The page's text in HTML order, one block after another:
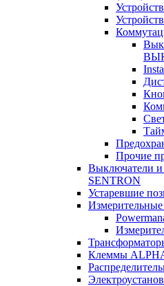
Прочие
Выключатели и
SENTRON
Устаревшие
Клеммы